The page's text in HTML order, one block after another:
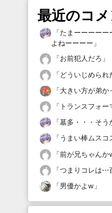
最近のコメ
「たまーーーーー
よねーーーー 」
「お前犯人だろ 」
「 どういじめら
「大きい方が弟か
「 トランスフォ
「墓多・・・そう
「 うまい棒ムスコ
「前が兄ちゃん
「つまりコレは⋯
「男優かよw 」